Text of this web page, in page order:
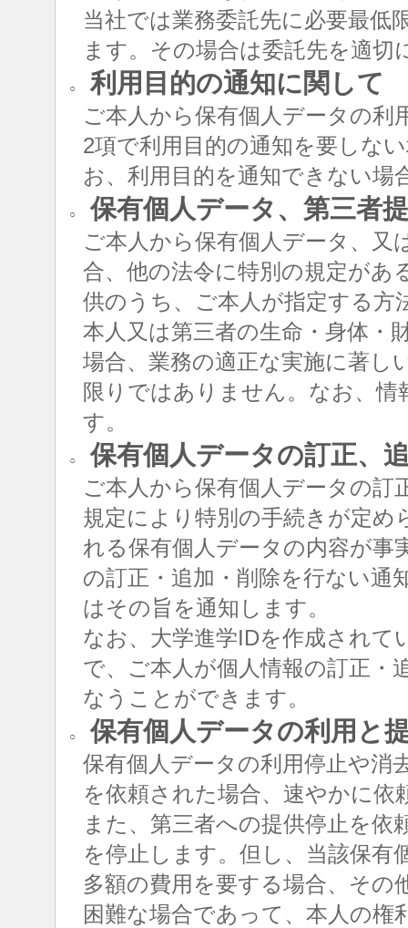
当社では業務委託先に必要最低
ます。その場合は委託先を適切
○ 利用目的の通知に関して
ご本人から保有個人データの利
2項で利用目的の通知を要しな
お、利用目的を通知できない場
○ 保有個人データ、第三者
ご本人から保有個人データ、又
合、他の法令に特別の規定があ
供のうち、ご本人が指定する方
本人又は第三者の生命・身体・
場合、業務の適正な実施に著し
限りではありません。なお、
す。
○ 保有個人データの訂正、
ご本人から保有個人データの訂
規定により特別の手続きが定め
れる保有個人データの内容が事
の訂正・追加・削除を行ない通
はその旨を通知します。
なお、大学進学IDを作成されて
で、ご本人が個人情報の訂正・
なうことができます。
○ 保有個人データの利用と
保有個人データの利用停止や消
を依頼された場合、速やかに
また、第三者への提供停止を
を停止します。但し、当該保有
多額の費用を要する場合、その
困難な場合であって、本人の